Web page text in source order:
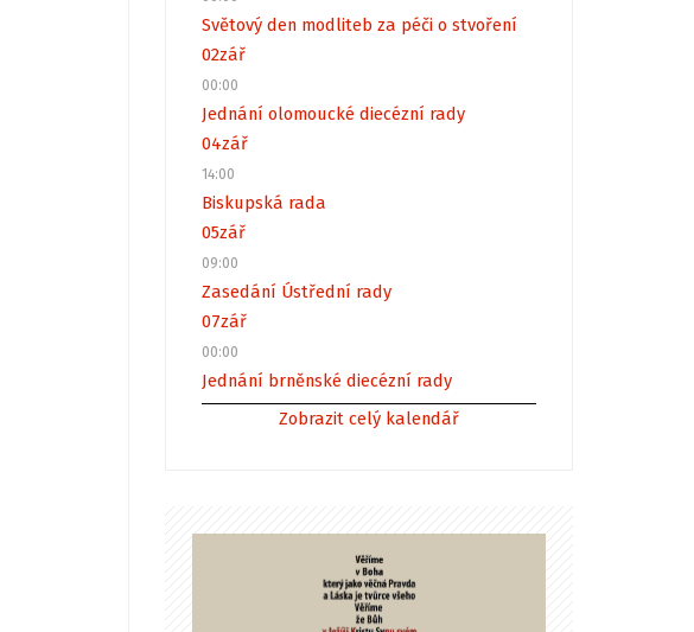
Světový den modliteb za péči o stvoření
02zář
00:00
Jednání olomoucké diecézní rady
04zář
14:00
Biskupská rada
05zář
09:00
Zasedání Ústřední rady
07zář
00:00
Jednání brněnské diecézní rady
Zobrazit celý kalendář